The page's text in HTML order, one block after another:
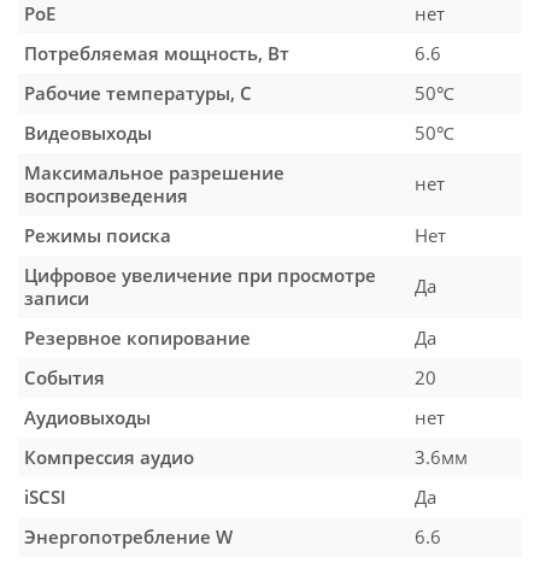
PoE
нет
Потребляемая мощность, Вт
6.6
Рабочие температуры, С
50℃
Видеовыходы
50℃
Максимальное разрешение
воспроизведения
нет
Режимы поиска
Нет
Цифровое увеличение при просмотре
записи
Да
Резервное копирование
Да
События
20
Аудиовыходы
нет
Компрессия аудио
3.6мм
iSCSI
Да
Энергопотребление W
6.6